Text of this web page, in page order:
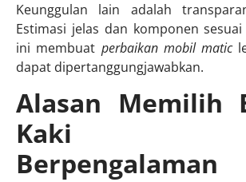
Keunggulan lain adalah
Estimasi jelas dan komponen
ini membuat perbaikan mobil matic
dapat dipertanggungjawabkan.
Alasan Memilih
Kaki
Berpengalaman